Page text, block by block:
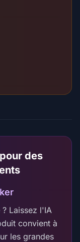
des
Laissez l'IA
convient à
les grandes